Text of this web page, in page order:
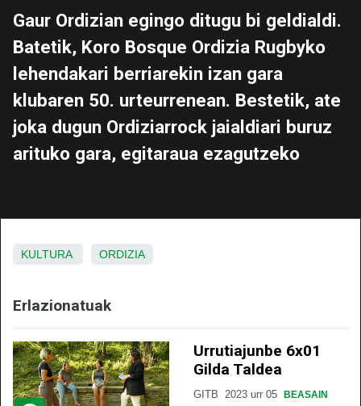
Gaur Ordizian egingo ditugu bi geldialdi.
Batetik, Koro Bosque Ordizia Rugbyko
lehendakari berriarekin izan gara
klubaren 50. urteurrenean. Bestetik, ate
joka dugun Ordiziarrock jaialdiari buruz
arituko gara, egitaraua ezagutzeko
KULTURA ORDIZIA
Erlazionatuak
Urrutiajunbe 6x01
Gilda Taldea
GITB 2023 urr 05 BEASAIN